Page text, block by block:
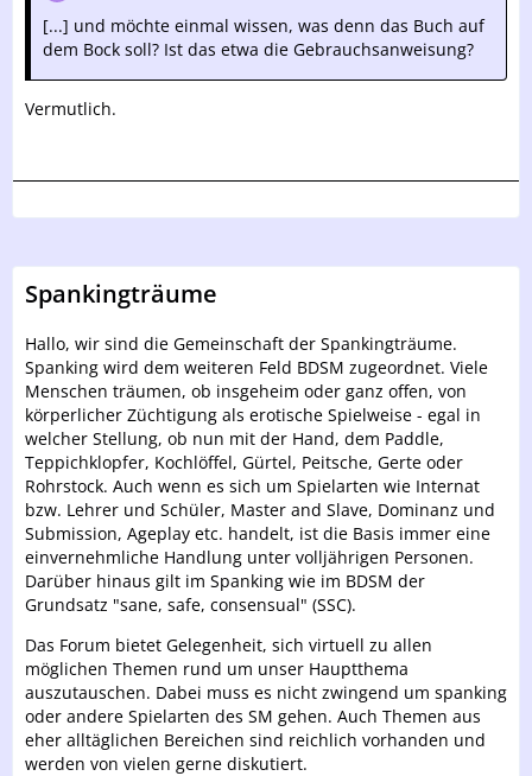
[...] und möchte einmal wissen, was denn das Buch auf
dem Bock soll? Ist das etwa die Gebrauchsanweisung?
Vermutlich.
Spankingträume
Hallo, wir sind die Gemeinschaft der Spankingträume.
Spanking wird dem weiteren Feld BDSM zugeordnet. Viele
Menschen träumen, ob insgeheim oder ganz offen, von
körperlicher Züchtigung als erotische Spielweise - egal in
welcher Stellung, ob nun mit der Hand, dem Paddle,
Teppichklopfer, Kochlöffel, Gürtel, Peitsche, Gerte oder
Rohrstock. Auch wenn es sich um Spielarten wie Internat
bzw. Lehrer und Schüler, Master and Slave, Dominanz und
Submission, Ageplay etc. handelt, ist die Basis immer eine
einvernehmliche Handlung unter volljährigen Personen.
Darüber hinaus gilt im Spanking wie im BDSM der
Grundsatz "sane, safe, consensual" (SSC).
Das Forum bietet Gelegenheit, sich virtuell zu allen
möglichen Themen rund um unser Hauptthema
auszutauschen. Dabei muss es nicht zwingend um spanking
oder andere Spielarten des SM gehen. Auch Themen aus
eher alltäglichen Bereichen sind reichlich vorhanden und
werden von vielen gerne diskutiert.